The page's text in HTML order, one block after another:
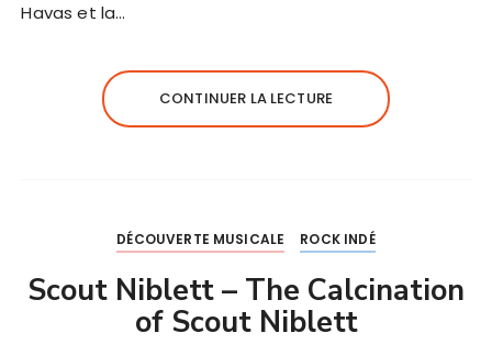
Havas et la…
CONTINUER LA LECTURE
DÉCOUVERTE MUSICALE ROCK INDÉ
Scout Niblett – The Calcination
of Scout Niblett